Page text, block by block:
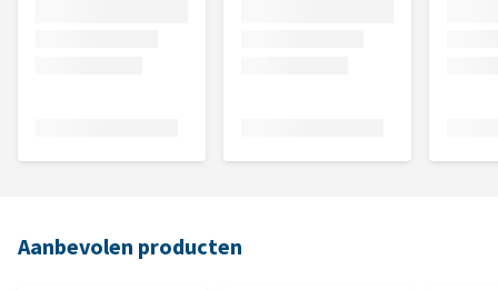
Aanbevolen producten